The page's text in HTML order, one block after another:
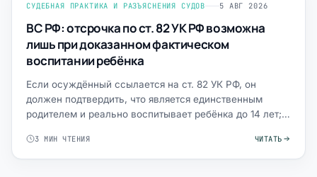
СУДЕБНАЯ ПРАКТИКА И РАЗЪЯСНЕНИЯ СУДОВ 5 АВГ 2026
ВС РФ: отсрочка по ст. 82 УК РФ возможна
лишь при доказанном фактическом
воспитании ребёнка
Если осуждённый ссылается на ст. 82 УК РФ, он
должен подтвердить, что является единственным
родителем и реально воспитывает ребёнка до 14 лет;
3 МИН ЧТЕНИЯ ЧИТАТЬ